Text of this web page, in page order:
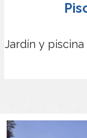
Jardín y